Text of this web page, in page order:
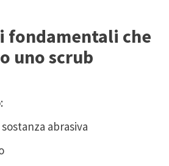
fondamentali che
uno scrub
abrasiva